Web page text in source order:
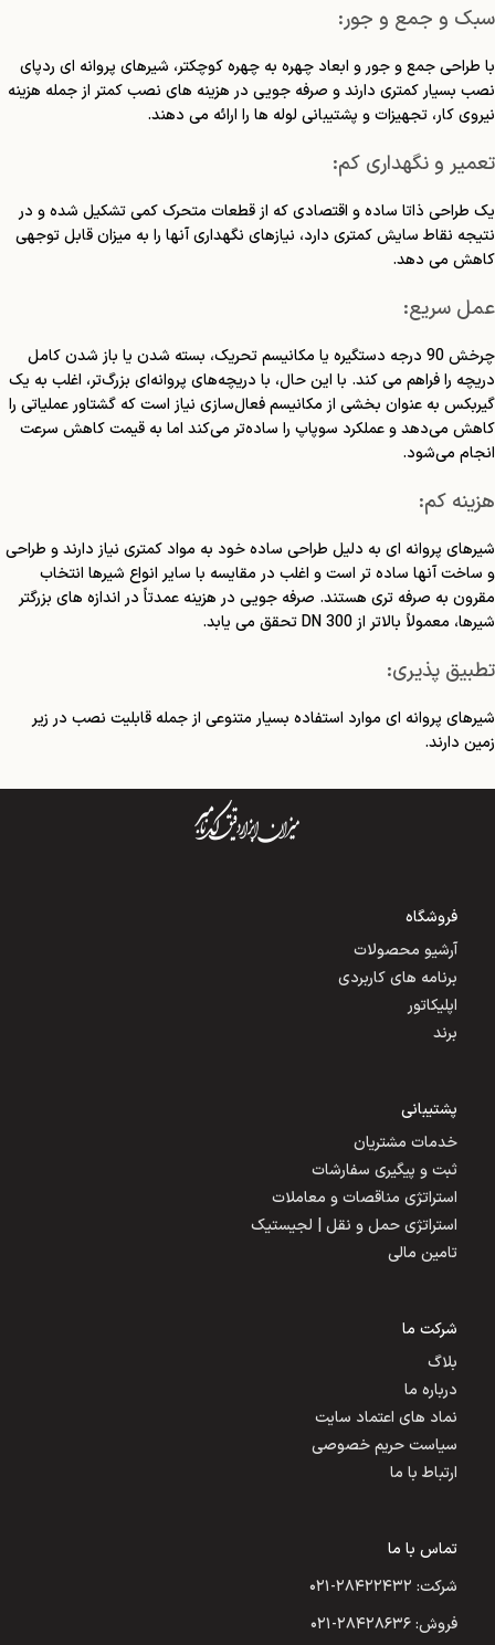
سبک و جمع و جور:
با طراحی جمع و جور و ابعاد چهره به چهره کوچکتر، شیرهای پروانه ای ردپای
نصب بسیار کمتری دارند و صرفه جویی در هزینه های نصب کمتر از جمله هزینه
نیروی کار، تجهیزات و پشتیبانی لوله ها را ارائه می دهند.
تعمیر و نگهداری کم:
یک طراحی ذاتا ساده و اقتصادی که از قطعات متحرک کمی تشکیل شده و در
نتیجه نقاط سایش کمتری دارد، نیازهای نگهداری آنها را به میزان قابل توجهی
کاهش می دهد.
عمل سریع:
چرخش 90 درجه دستگیره یا مکانیسم تحریک، بسته شدن یا باز شدن کامل
دریچه را فراهم می کند. با این حال، با دریچه‌های پروانه‌ای بزرگ‌تر، اغلب به یک
گیربکس به عنوان بخشی از مکانیسم فعال‌سازی نیاز است که گشتاور عملیاتی را
کاهش می‌دهد و عملکرد سوپاپ را ساده‌تر می‌کند اما به قیمت کاهش سرعت
انجام می‌شود.
هزینه کم:
شیرهای پروانه ای به دلیل طراحی ساده خود به مواد کمتری نیاز دارند و طراحی
و ساخت آنها ساده تر است و اغلب در مقایسه با سایر انواع شیرها انتخاب
مقرون به صرفه تری هستند. صرفه جویی در هزینه عمدتاً در اندازه های بزرگتر
شیرها، معمولاً بالاتر از 300 DN تحقق می یابد.
تطبیق پذیری:
شیرهای پروانه ای موارد استفاده بسیار متنوعی از جمله قابلیت نصب در زیر
زمین دارند.
فروشگاه
آرشیو محصولات
برنامه های کاربردی
اپلیکاتور
برند
پشتیبانی
خدمات مشتریان
ثبت و پیگیری سفارشات
استراتژی مناقصات و معاملات
استراتژی حمل و نقل | لجیستیک
تامین مالی
شرکت ما
بلاگ
درباره ما
نماد های اعتماد سایت
سیاست حریم خصوصی
ارتباط با ما
تماس با ما
شرکت: ۲۸۴۲۲۴۳۲-۰۲۱
فروش: ۲۸۴۲۸۶۳۶-۰۲۱